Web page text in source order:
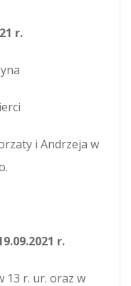
r.
i Andrzeja w
r.
13 r. ur. oraz w